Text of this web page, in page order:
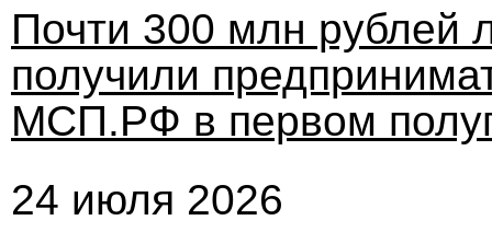
Почти 300 млн рублей
получили
МСП.РФ в первом
24 июля 2026